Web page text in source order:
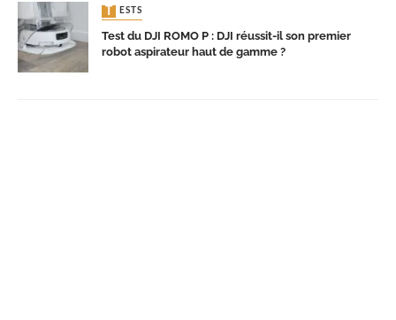
TESTS
Test du DJI ROMO P : DJI réussit-il son premier
robot aspirateur haut de gamme ?